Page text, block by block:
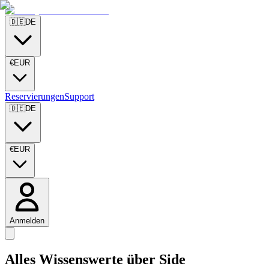
🇩🇪DE
€EUR
ReservierungenSupport
🇩🇪DE
€EUR
Anmelden
Alles Wissenswerte über Side